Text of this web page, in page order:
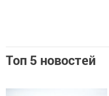
Топ 5 новостей